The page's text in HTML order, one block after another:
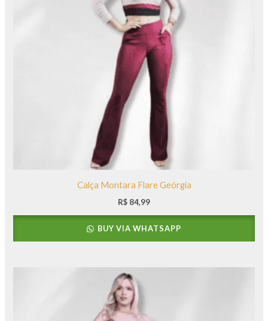
Calça Montara Flare Geórgia
R$ 84,99
BUY VIA WHATSAPP